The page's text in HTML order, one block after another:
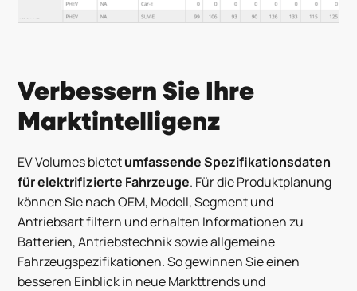
Verbessern Sie Ihre
Marktintelligenz
EV Volumes bietetumfassende Spezifikationsdaten
für elektrifizierte Fahrzeuge. Für die Produktplanung
können Sie nach OEM, Modell, Segment und
Antriebsart filtern und erhalten Informationen zu
Batterien, Antriebstechnik sowie allgemeine
Fahrzeugspezifikationen. So gewinnen Sie einen
besseren Einblick in neue Markttrends und